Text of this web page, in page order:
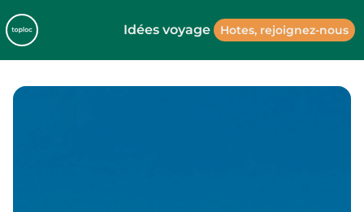
Idées voyage Hotes, rejoignez-nous